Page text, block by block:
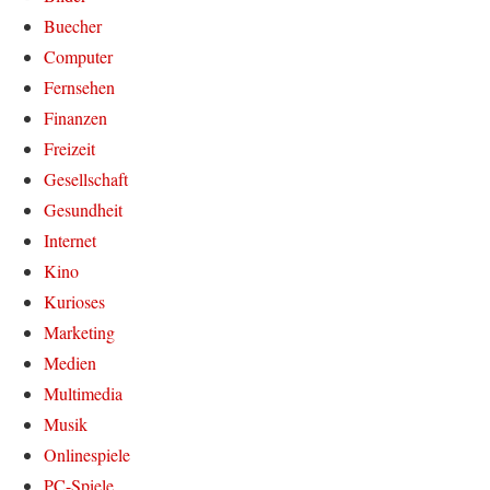
Buecher
Computer
Fernsehen
Finanzen
Freizeit
Gesellschaft
Gesundheit
Internet
Kino
Kurioses
Marketing
Medien
Multimedia
Musik
Onlinespiele
PC-Spiele